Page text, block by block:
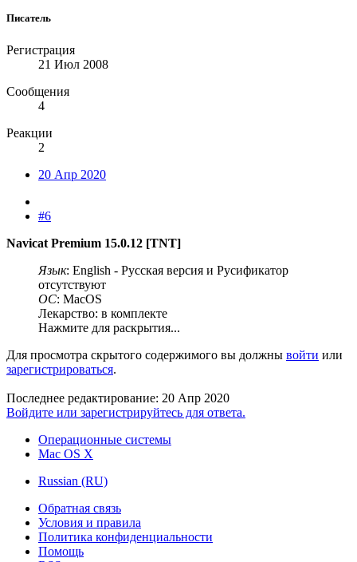
Писатель
Регистрация
21 Июл 2008
Сообщения
4
Реакции
2
20 Апр 2020
#6
Navicat Premium 15.0.12 [TNT]
Язык: English - Русская версия и Русификатор
отсутствуют
ОС: MacOS
Лекарство: в комплекте
Нажмите для раскрытия...
Для просмотра скрытого содержимого вы должны войти или
зарегистрироваться.
Последнее редактирование: 20 Апр 2020
Войдите или зарегистрируйтесь для ответа.
Операционные системы
Mac OS X
Russian (RU)
Обратная связь
Условия и правила
Политика конфиденциальности
Помощь